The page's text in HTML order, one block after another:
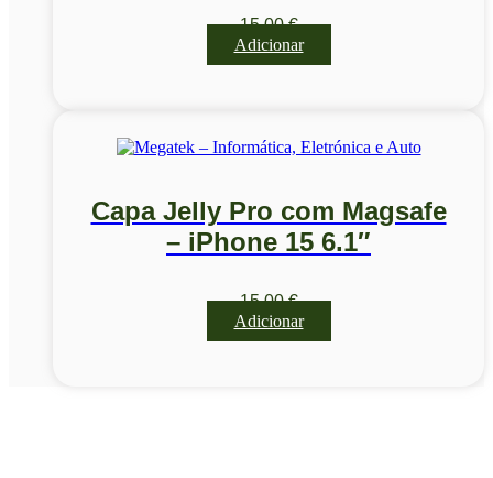
15,00€
Adicionar
Capa Jelly Pro com Magsafe
– iPhone 15 6.1″
15,00€
Adicionar